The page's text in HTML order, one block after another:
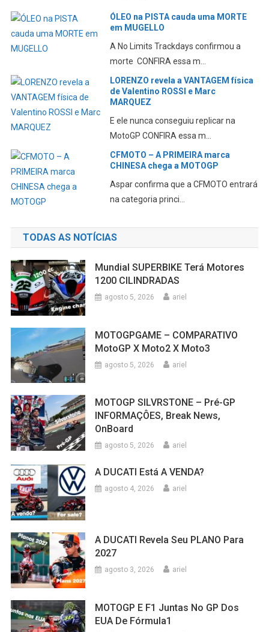
ÓLEO na PISTA cauda uma MORTE
em MUGELLO
A No Limits Trackdays confirmou a
morte CONFIRA essa m...
LORENZO revela a VANTAGEM física
de Valentino ROSSI e Marc
MARQUEZ
E ele nunca conseguiu replicar na
MotoGP CONFIRA essa m...
CFMOTO – A PRIMEIRA marca
CHINESA chega a MOTOGP
Aspar confirma que a CFMOTO entrará
na categoria princi...
TODAS AS NOTÍCIAS
Mundial SUPERBIKE Terá Motores
1200 CILINDRADAS
agosto 5, 2026 ariel
MOTOGPGAME – COMPARATIVO
MotoGP X Moto2 X Moto3
agosto 5, 2026 ariel
MOTOGP SILVRSTONE – Pré-GP
INFORMAÇÔES, Break News,
OnBoard
agosto 5, 2026 ariel
A DUCATI Está A VENDA?
agosto 4, 2026 ariel
A DUCATI Revela Seu PLANO Para
2027
agosto 3, 2026 ariel
MOTOGP E F1 Juntas No GP Dos
EUA De Fórmula1